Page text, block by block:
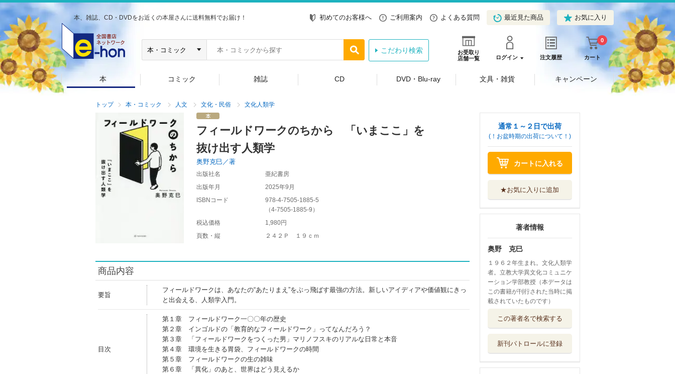
本、雑誌、CD・DVDをお近くの本屋さんに送料無料でお届け！ 初めてのお客様へ ご利用案内 よくある質問 最近見た商品 お気に入り
お受取り
店舗一覧
ログイン 注文履歴 カート
0
こだわり検索
本 コミック 雑誌 CD DVD・Blu-ray 文具・雑貨 キャンペーン
トップ 本・コミック 人文 文化・民俗 文化人類学
フィールドワークのちから 「いまここ」を
抜け出す人類学
奥野克巳／著
出版社名
亜紀書房
出版年月
2025年9月
ISBNコード
978-4-7505-1885-5
（4-7505-1885-9 ）
税込価格
1,980円
頁数・縦
２４２Ｐ １９ｃｍ
商品内容
要旨
フィールドワークは、あなたの“あたりまえ”をぶっ飛ばす最強の方法。新しいアイディアや価値観にきっ
と出会える、人類学入門。
目次
第１章 フィールドワーク一〇〇年の歴史
第２章 インゴルドの「教育的なフィールドワーク」ってなんだろう？
第３章 「フィールドワークをつくった男」マリノフスキのリアルな日常と本音
第４章 環境を生きる胃袋、フィールドワークの時間
第５章 フィールドワークの生の雑味
第６章 「異化」のあと、世界はどう見えるか
通常１～２日で出荷
(！お盆時期の出荷について！)
カートに入れる
★お気に入りに追加
著者情報
奥野 克巳
１９６２年生まれ。文化人類学
者。立教大学異文化コミュニケ
ーション学部教授（本データは
この書籍が刊行された当時に掲
載されていたものです）
この著者名で検索する
新刊パトロールに登録
性の授業
入門講義アニミズ
平凡社